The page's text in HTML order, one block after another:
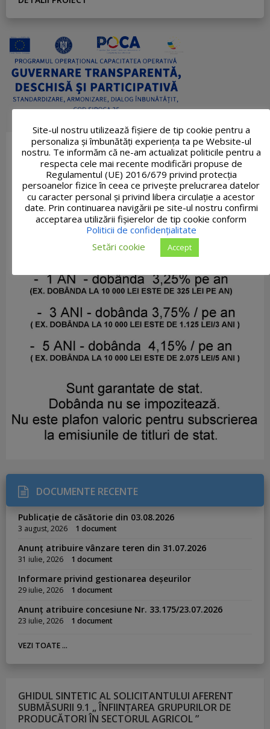
DOCUMENTE RECENTE
Publicație de căsătorie din 03.08.2026
3 august, 2026 1 document
Anunț atribuire vânzare teren din 31.07.2026
31 iulie, 2026 1 document
Informare privind gestionarea deșeurilor
29 iulie, 2026 1 document
Anunț atribuire concesiune Nr. 33.175/23.07.2026
23 iulie, 2026 1 document
VEZI TOATE ...
GHIDUL SINTETIC AL SOLICITANTULUI AFERENT
SUBMĂSURII 9.1 „ ÎNFIINȚAREA GRUPURILOR DE
PRODUCĂTORI ÎN SECTORUL AGRICOL ”
Site-ul nostru utilizează fişiere de tip cookie pentru a
personaliza și îmbunătăți experiența ta pe Website-ul
nostru. Te informăm că ne-am actualizat politicile pentru a
respecta cele mai recente modificări propuse de
Regulamentul (UE) 2016/679 privind protecția
persoanelor fizice în ceea ce privește prelucrarea datelor
cu caracter personal și privind libera circulație a acestor
date. Prin continuarea navigării pe site-ul nostru confirmi
acceptarea utilizării fişierelor de tip cookie conform
Politicii de confidențialitate
Setări cookie
Accept